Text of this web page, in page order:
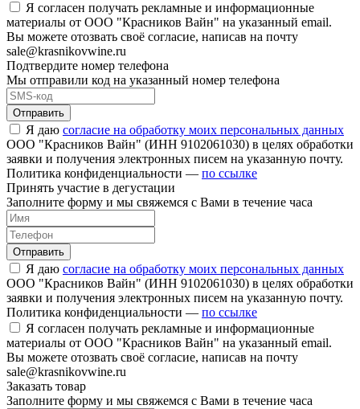
Я согласен получать рекламные и информационные
материалы от ООО "Красников Вайн" на указанный email.
Вы можете отозвать своё согласие, написав на почту
sale@krasnikovwine.ru
Подтвердите номер телефона
Мы отправили код на указанный номер телефона
Отправить
Я даю согласие на обработку моих персональных данных
ООО "Красников Вайн" (ИНН 9102061030) в целях обработки
заявки и получения электронных писем на указанную почту.
Политика конфиденциальности — по ссылке
Принять участие в дегустации
Заполните форму и мы свяжемся с Вами в течение часа
Отправить
Я даю согласие на обработку моих персональных данных
ООО "Красников Вайн" (ИНН 9102061030) в целях обработки
заявки и получения электронных писем на указанную почту.
Политика конфиденциальности — по ссылке
Я согласен получать рекламные и информационные
материалы от ООО "Красников Вайн" на указанный email.
Вы можете отозвать своё согласие, написав на почту
sale@krasnikovwine.ru
Заказать товар
Заполните форму и мы свяжемся с Вами в течение часа